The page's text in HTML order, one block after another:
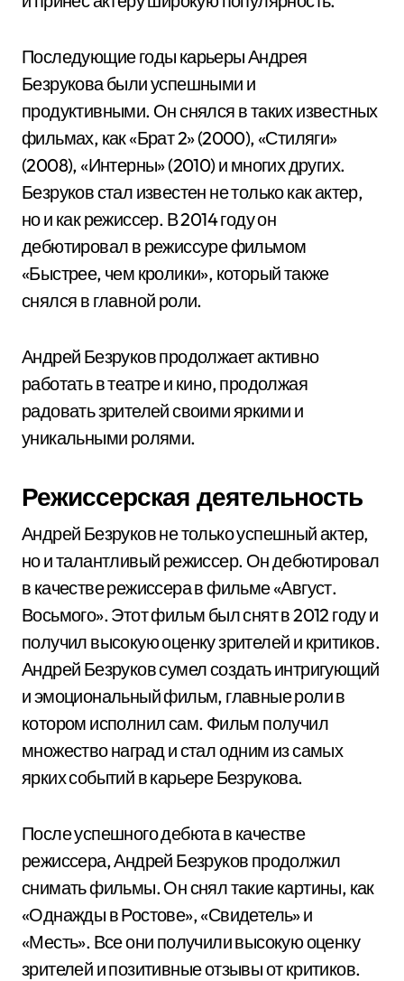
Последующие годы карьеры Андрея
Безрукова были успешными и
продуктивными. Он снялся в таких известных
фильмах, как «Брат 2» (2000), «Стиляги»
(2008), «Интерны» (2010) и многих других.
Безруков стал известен не только как актер,
но и как режиссер. В 2014 году он
дебютировал в режиссуре фильмом
«Быстрее, чем кролики», который также
снялся в главной роли.
Андрей Безруков продолжает активно
работать в театре и кино, продолжая
радовать зрителей своими яркими и
уникальными ролями.
Режиссерская деятельность
Андрей Безруков не только успешный актер,
но и талантливый режиссер. Он дебютировал
в качестве режиссера в фильме «Август.
Восьмого». Этот фильм был снят в 2012 году и
получил высокую оценку зрителей и критиков.
Андрей Безруков сумел создать интригующий
и эмоциональный фильм, главные роли в
котором исполнил сам. Фильм получил
множество наград и стал одним из самых
ярких событий в карьере Безрукова.
После успешного дебюта в качестве
режиссера, Андрей Безруков продолжил
снимать фильмы. Он снял такие картины, как
«Однажды в Ростове», «Свидетель» и
«Месть». Все они получили высокую оценку
зрителей и позитивные отзывы от критиков.